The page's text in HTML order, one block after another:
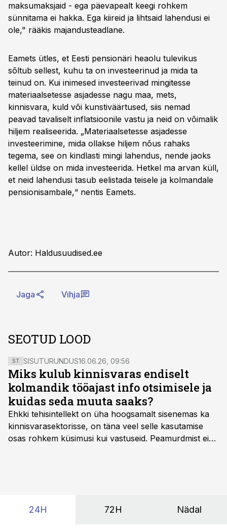
maksumaksjaid - ega päevapealt keegi rohkem
sünnitama ei hakka. Ega kiireid ja lihtsaid lahendusi ei
ole," rääkis majandusteadlane.
Eamets ütles, et Eesti pensionäri heaolu tulevikus
sõltub sellest, kuhu ta on investeerinud ja mida ta
teinud on. Kui inimesed investeerivad mingitesse
materiaalsetesse asjadesse nagu maa, mets,
kinnisvara, kuld või kunstiväärtused, siis nemad
peavad tavaliselt inflatsioonile vastu ja neid on võimalik
hiljem realiseerida. „Materiaalsetesse asjadesse
investeerimine, mida ollakse hiljem nõus rahaks
tegema, see on kindlasti mingi lahendus, nende jaoks
kellel üldse on mida investeerida. Hetkel ma arvan küll,
et neid lahendusi tasub eelistada teisele ja kolmandale
pensionisambale,“ nentis Eamets.
Autor: Haldusuudised.ee
Jaga Vihja
SEOTUD LOOD
ST SISUTURUNDUS16.06.26, 09:56
Miks kulub kinnisvaras endiselt
kolmandik tööajast info otsimisele ja
kuidas seda muuta saaks?
Ehkki tehisintellekt on üha hoogsamalt sisenemas ka
kinnisvarasektorisse, on täna veel selle kasutamise
osas rohkem küsimusi kui vastuseid. Peamurdmist ei
24H 72H Nädal